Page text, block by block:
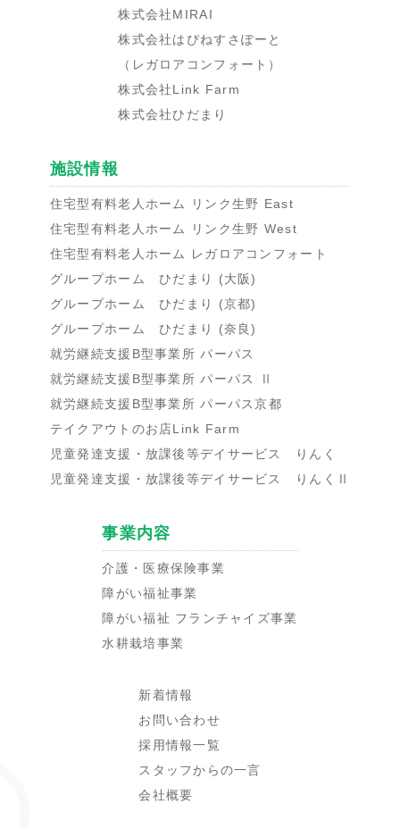
株式会社MIRAI
株式会社はぴねすさぽーと
（レガロアコンフォート）
株式会社Link Farm
株式会社ひだまり
施設情報
住宅型有料老人ホーム リンク生野 East
住宅型有料老人ホーム リンク生野 West
住宅型有料老人ホーム レガロアコンフォート
グループホーム ひだまり (大阪)
グループホーム ひだまり (京都)
グループホーム ひだまり (奈良)
就労継続支援B型事業所 パーパス
就労継続支援B型事業所 パーパス Ⅱ
就労継続支援B型事業所 パーパス京都
テイクアウトのお店Link Farm
児童発達支援・放課後等デイサービス りんく
児童発達支援・放課後等デイサービス りんくⅡ
事業内容
介護・医療保険事業
障がい福祉事業
障がい福祉 フランチャイズ事業
水耕栽培事業
新着情報
お問い合わせ
採用情報一覧
スタッフからの一言
会社概要